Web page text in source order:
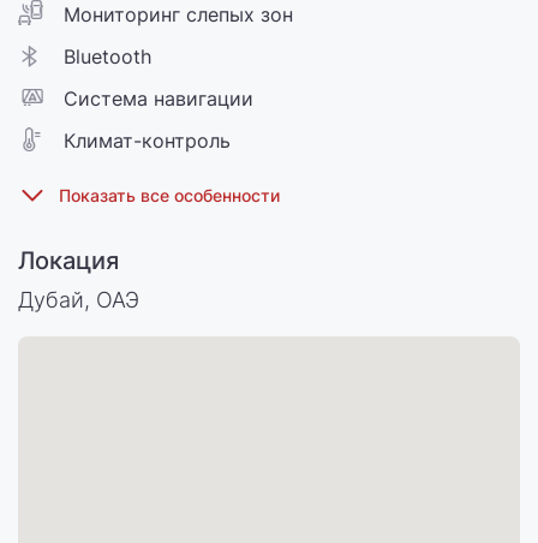
Мониторинг слепых зон
Bluetooth
Cистема навигации
Климат-контроль
Локация
Дубай, ОАЭ